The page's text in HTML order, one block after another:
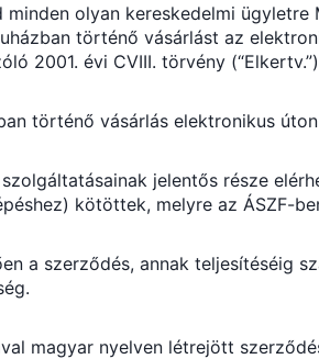
minden olyan kereskedelmi
történő vásárlást az
2001. évi CVIII. törvény
történő vásárlás elektronikus
jelentős része
kötöttek, melyre az ÁSZF-
a szerződés, annak teljesítéséig
magyar nyelven létrejött